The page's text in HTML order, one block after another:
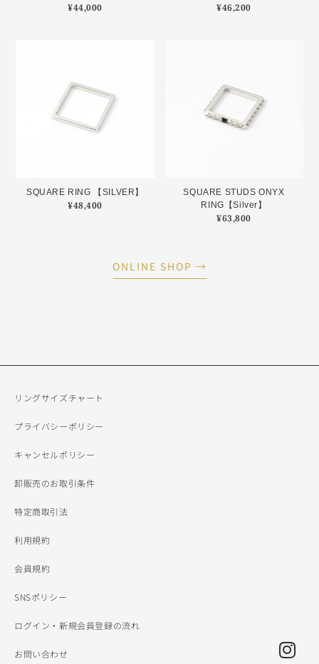
¥44,000 ¥46,200
SQUARE RING 【SILVER】
¥48,400
SQUARE STUDS ONYX
RING【Silver】
¥63,800
ONLINE SHOP →
リングサイズチャート
プライバシーポリシー
キャンセルポリシー
卸販売のお取引条件
特定商取引法
利用規約
会員規約
SNSポリシー
ログイン・新規会員登録の流れ
お問い合わせ